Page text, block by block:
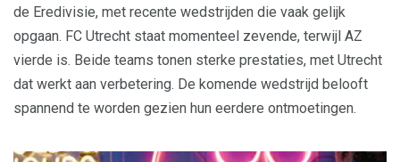
de Eredivisie, met recente wedstrijden die vaak gelijk
opgaan. FC Utrecht staat momenteel zevende, terwijl AZ
vierde is. Beide teams tonen sterke prestaties, met Utrecht
dat werkt aan verbetering. De komende wedstrijd belooft
spannend te worden gezien hun eerdere ontmoetingen.